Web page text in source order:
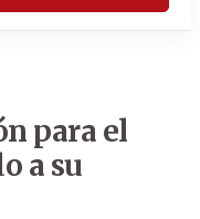
para el
a su